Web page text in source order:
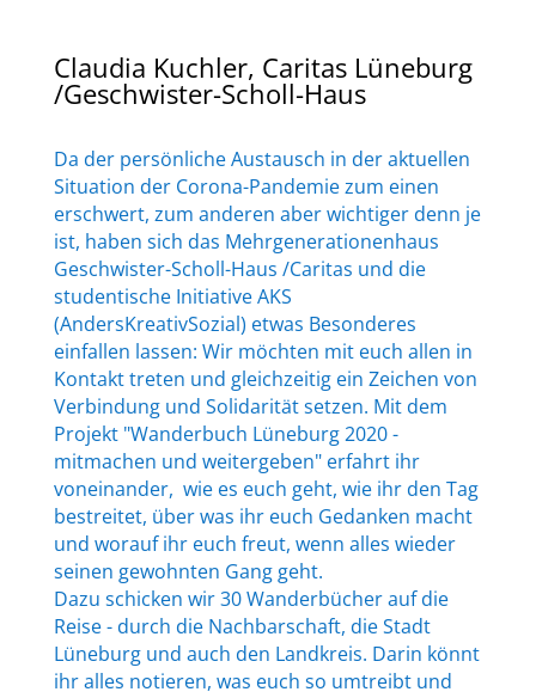
Claudia Kuchler, Caritas Lüneburg
/Geschwister-Scholl-Haus
Da der persönliche Austausch in der aktuellen
Situation der Corona-Pandemie zum einen
erschwert, zum anderen aber wichtiger denn je
ist, haben sich das Mehrgenerationenhaus
Geschwister-Scholl-Haus /Caritas und die
studentische Initiative AKS
(AndersKreativSozial) etwas Besonderes
einfallen lassen: Wir möchten mit euch allen in
Kontakt treten und gleichzeitig ein Zeichen von
Verbindung und Solidarität setzen. Mit dem
Projekt "Wanderbuch Lüneburg 2020 -
mitmachen und weitergeben" erfahrt ihr
voneinander, wie es euch geht, wie ihr den Tag
bestreitet, über was ihr euch Gedanken macht
und worauf ihr euch freut, wenn alles wieder
seinen gewohnten Gang geht.
Dazu schicken wir 30 Wanderbücher auf die
Reise - durch die Nachbarschaft, die Stadt
Lüneburg und auch den Landkreis. Darin könnt
ihr alles notieren, was euch so umtreibt und